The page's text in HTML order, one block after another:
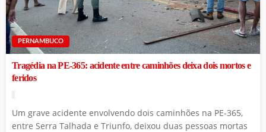
PERNAMBUCO
Tragédia na PE-365: acidente entre caminhões deixa dois mortos e
feridos
Um grave acidente envolvendo dois caminhões na PE-365,
entre Serra Talhada e Triunfo, deixou duas pessoas mortas